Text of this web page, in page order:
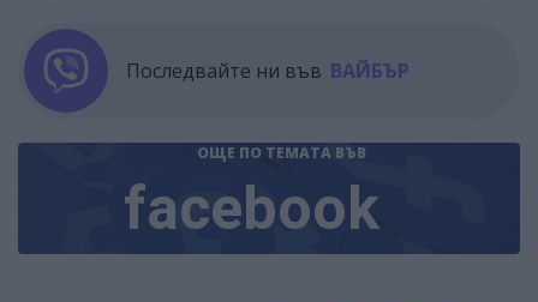
Последвайте ни във ВАЙБЪР
ОЩЕ ПО ТЕМАТА ВЪВ
facebook